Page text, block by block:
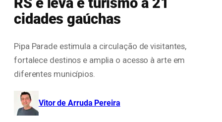
cidades gaúchas
Pipa Parade estimula a circulação de visitantes,
fortalece destinos e amplia o acesso à arte em
diferentes municípios.
Vitor de Arruda Pereira